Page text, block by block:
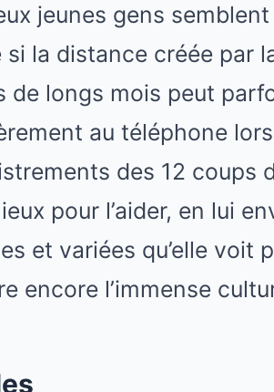
jeunes gens
si la distance créée par
de longs mois peut
au téléphone
des 12 coups
pour l’aider, en lui
et variées qu’elle voit
encore l’immense